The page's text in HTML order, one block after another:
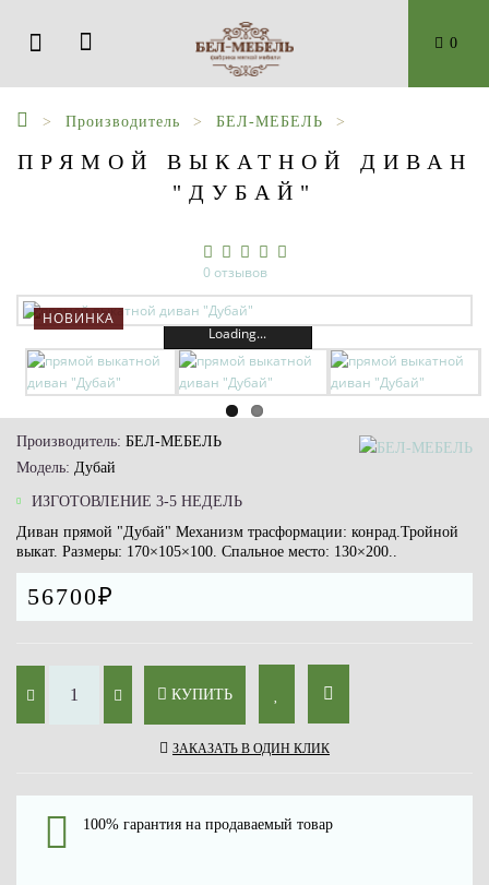
0
Производитель БЕЛ-МЕБЕЛЬ
ПРЯМОЙ ВЫКАТНОЙ ДИВАН
"ДУБАЙ"
0 отзывов
НОВИНКА
Loading...
Производитель: БЕЛ-МЕБЕЛЬ
Модель: Дубай
ИЗГОТОВЛЕНИЕ 3-5 НЕДЕЛЬ
Диван прямой "Дубай" Механизм трасформации: конрад.Тройной
выкат. Размеры: 170×105×100. Спальное место: 130×200..
56700₽
КУПИТЬ
ЗАКАЗАТЬ В ОДИН КЛИК
100% гарантия на продаваемый товар